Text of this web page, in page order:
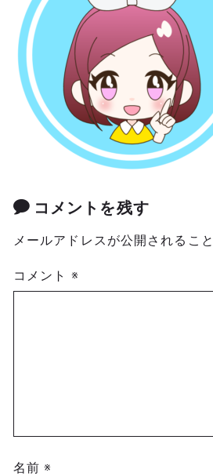
コメントを残す
メールアドレスが公開されるこ
コメント ※
名前※